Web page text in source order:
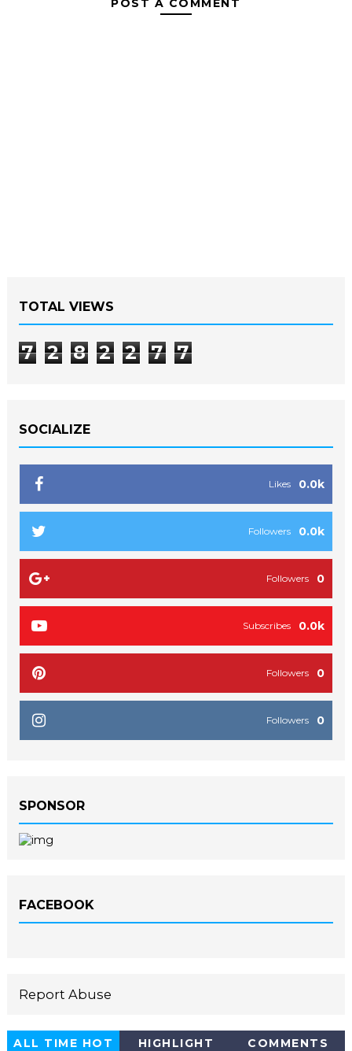
POST A COMMENT
TOTAL VIEWS
7 2 8 2 2 7 7
SOCIALIZE
0.0k
Likes
0.0k
Followers
0
Followers
0.0k
Subscribes
0
Followers
0
Followers
SPONSOR
FACEBOOK
Report Abuse
ALL TIME HOT
HIGHLIGHT COMMENTS